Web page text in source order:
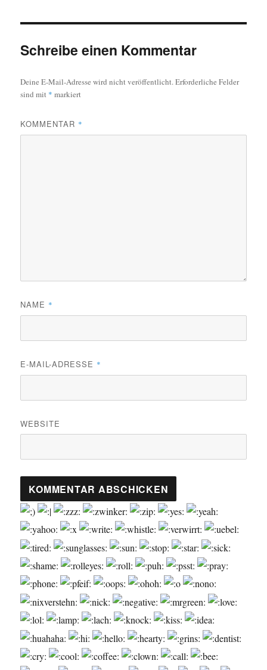
Schreibe einen Kommentar
Deine E-Mail-Adresse wird nicht veröffentlicht.Erforderliche Felder
sind mit * markiert
KOMMENTAR *
NAME *
E-MAIL-ADRESSE *
WEBSITE